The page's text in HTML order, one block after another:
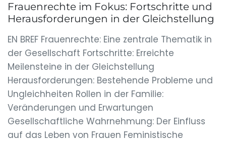
Frauenrechte im Fokus: Fortschritte und
Herausforderungen in der Gleichstellung
EN BREF Frauenrechte: Eine zentrale Thematik in
der Gesellschaft Fortschritte: Erreichte
Meilensteine in der Gleichstellung
Herausforderungen: Bestehende Probleme und
Ungleichheiten Rollen in der Familie:
Veränderungen und Erwartungen
Gesellschaftliche Wahrnehmung: Der Einfluss
auf das Leben von Frauen Feministische